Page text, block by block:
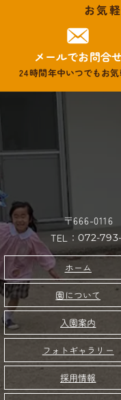
お気
メールでお問合
24時間年中いつでもお
〒666-0116
TEL：072-
ホーム
園について
入園案内
フォトギャラリー
採用情報